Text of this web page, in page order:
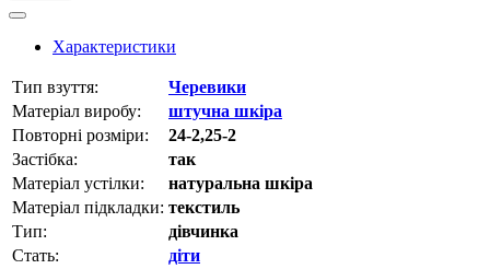
Характеристики
Тип взуття:
Черевики
Матеріал виробу:
штучна шкіра
Повторні розміри:
24-2,25-2
Застібка:
так
Матеріал устілки:
натуральна шкіра
Матеріал підкладки: текстиль
Тип:
дівчинка
Стать:
діти